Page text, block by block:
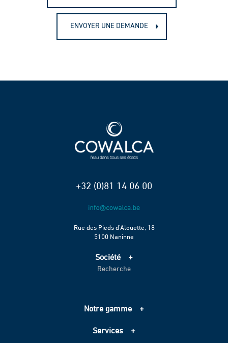
ENVOYER UNE DEMANDE
+32 (0)81 14 06 00
Rue des Pieds d’Alouette, 18
5100 Naninne
Société
Accueil
Échelle de performance CO2
Recherche
Notre gamme
Assainissement
Services